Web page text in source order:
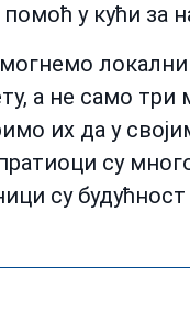
у кући за
а не само
их да у
су
су